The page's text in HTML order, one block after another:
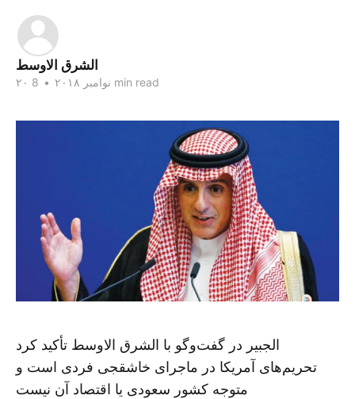
الشرق الاوسط
۲۰ نوامبر ۲۰۱۸ • 8 min read
الجبیر در گفت‌وگو با الشرق الاوسط تأکید کرد
تحریم‌های آمریکا در ماجرای خاشقجی فردی است و
متوجه کشور سعودی یا اقتصاد آن نیست